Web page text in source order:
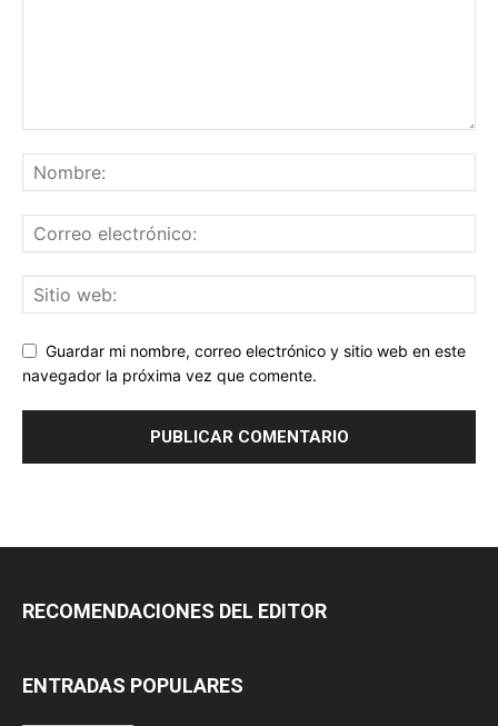
Guardar mi nombre, correo electrónico y sitio web en este
navegador la próxima vez que comente.
RECOMENDACIONES DEL EDITOR
ENTRADAS POPULARES